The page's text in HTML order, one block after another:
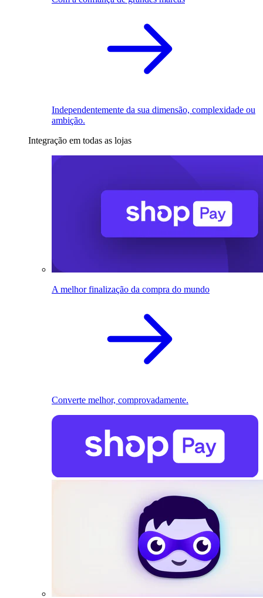
Independentemente da sua dimensão, complexidade ou
ambição.
Integração em todas as lojas
A melhor finalização da compra do mundo
Converte melhor, comprovadamente.